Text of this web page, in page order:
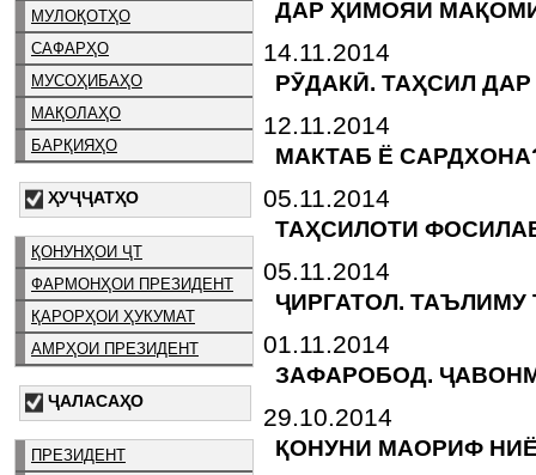
МУЛОҚОТҲО
САФАРҲО
МУСОҲИБАҲО
МАҚОЛАҲО
БАРҚИЯҲО
ҲУҶҶАТҲО
ҚОНУНҲОИ ҶТ
ФАРМОНҲОИ ПРЕЗИДЕНТ
ҚАРОРҲОИ ҲУКУМАТ
АМРҲОИ ПРЕЗИДЕНТ
ҶАЛАСАҲО
ПРЕЗИДЕНТ
ДАР ҲИМОЯИ
14.11.2014
РӮДАКӢ. ТАҲСИЛ
12.11.2014
МАКТАБ Ё
05.11.2014
ТАҲСИЛОТИ
05.11.2014
ҶИРГАТОЛ. ТАЪЛИМУ
01.11.2014
ЗАФАРОБОД.
29.10.2014
ҚОНУНИ МАОРИФ